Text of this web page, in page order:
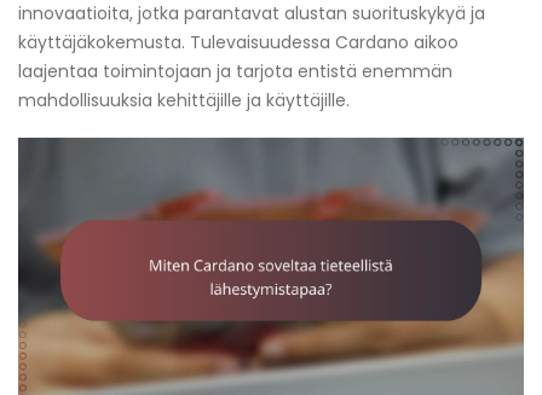
innovaatioita, jotka parantavat alustan suorituskykyä ja
käyttäjäkokemusta. Tulevaisuudessa Cardano aikoo
laajentaa toimintojaan ja tarjota entistä enemmän
mahdollisuuksia kehittäjille ja käyttäjille.